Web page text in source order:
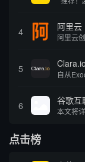
4 阿里云
5 Clara.io
6 谷歌互
点击榜